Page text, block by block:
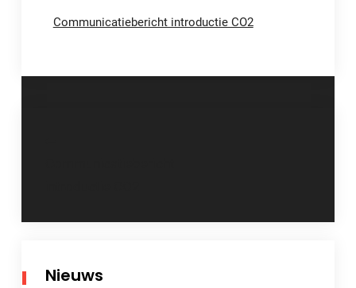
Communicatiebericht introductie CO2
Nieuws